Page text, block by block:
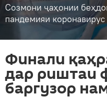
Созмони ҷаҳонии
пандемияи
Финали
дар риштаи
баргузор